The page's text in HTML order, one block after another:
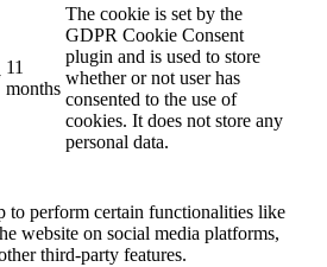
11
months
The cookie is set by the
GDPR Cookie Consent
plugin and is used to store
whether or not user has
consented to the use of
cookies. It does not store any
personal data.
to perform certain functionalities like
website on social media platforms,
third-party features.